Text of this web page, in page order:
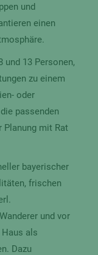
und
einen
und 13 Personen,
zu einem
oder
passenden
Planung mit Rat
bayerischer
frischen
und vor
als
Dazu